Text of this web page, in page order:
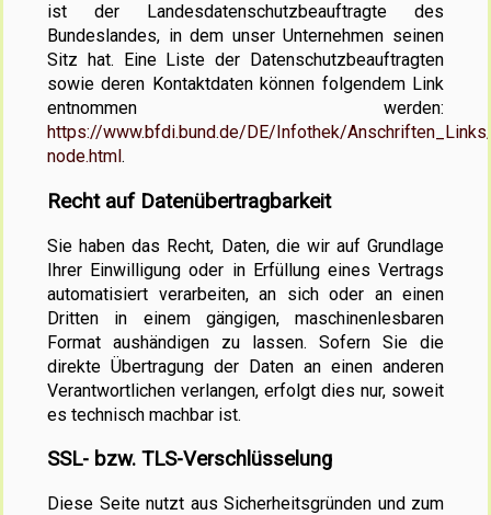
ist der Landesdatenschutzbeauftragte des
Bundeslandes, in dem unser Unternehmen seinen
Sitz hat. Eine Liste der Datenschutzbeauftragten
sowie deren Kontaktdaten können folgendem Link
entnommen werden:
https://www.bfdi.bund.de/DE/Infothek/
node.html.
Recht auf Datenübertragbarkeit
Sie haben das Recht, Daten, die wir auf Grundlage
Ihrer Einwilligung oder in Erfüllung eines Vertrags
automatisiert verarbeiten, an sich oder an einen
Dritten in einem gängigen, maschinenlesbaren
Format aushändigen zu lassen. Sofern Sie die
direkte Übertragung der Daten an einen anderen
Verantwortlichen verlangen, erfolgt dies nur, soweit
es technisch machbar ist.
SSL- bzw. TLS-Verschlüsselung
Diese Seite nutzt aus Sicherheitsgründen und zum